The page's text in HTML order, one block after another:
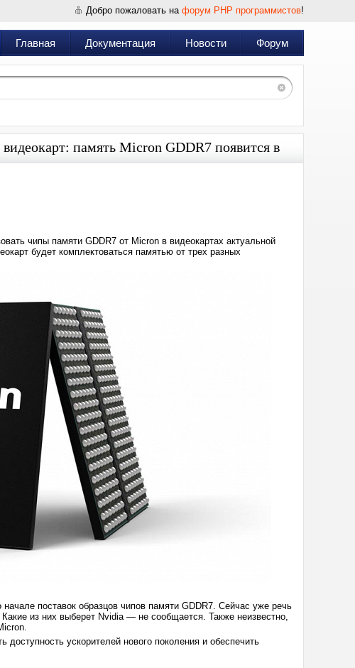
Добро пожаловать на форум PHP программистов!
Главная Документация Новости Форум
память Micron GDDR7 появится в
чипы памяти GDDR7 от Micron в видеокартах актуальной
будет комплектоваться памятью от трех разных
поставок образцов чипов памяти GDDR7. Сейчас уже речь
из них выберет Nvidia — не сообщается. Также неизвестно,
ускорителей нового поколения и обеспечить